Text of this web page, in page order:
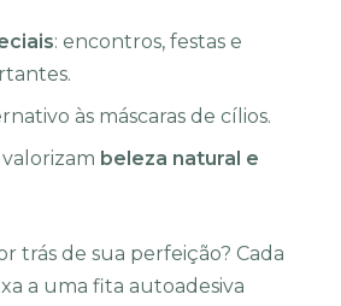
: encontros, festas e
às máscaras de cílios.
beleza natural e
trás de sua perfeição? Cada
a uma fita autoadesiva